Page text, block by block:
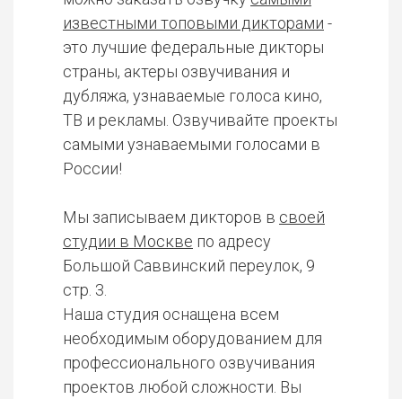
известными топовыми дикторами -
это лучшие федеральные дикторы
страны, актеры озвучивания и
дубляжа, узнаваемые голоса кино,
ТВ и рекламы. Озвучивайте проекты
самыми узнаваемыми голосами в
России!
Мы записываем дикторов в своей
студии в Москве по адресу
Большой Саввинский переулок, 9
стр. 3.
Наша студия оснащена всем
необходимым оборудованием для
профессионального озвучивания
проектов любой сложности. Вы